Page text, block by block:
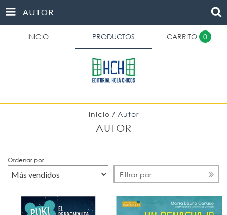
AUTOR
INICIO PRODUCTOS CARRITO 0
Inicio / Autor
AUTOR
Ordenar por
Filtrar por